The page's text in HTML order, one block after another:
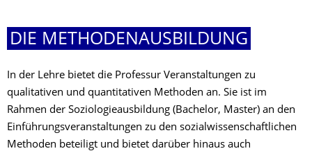
DIE METHODENAUSBIL­DUNG
In der Lehre bietet die Professur Veranstaltungen zu
qualitativen und quantitativen Methoden an. Sie ist im
Rahmen der Soziologieausbildung (Bachelor, Master) an den
Einführungsveranstaltungen zu den sozialwissenschaftlichen
Methoden beteiligt und bietet darüber hinaus auch